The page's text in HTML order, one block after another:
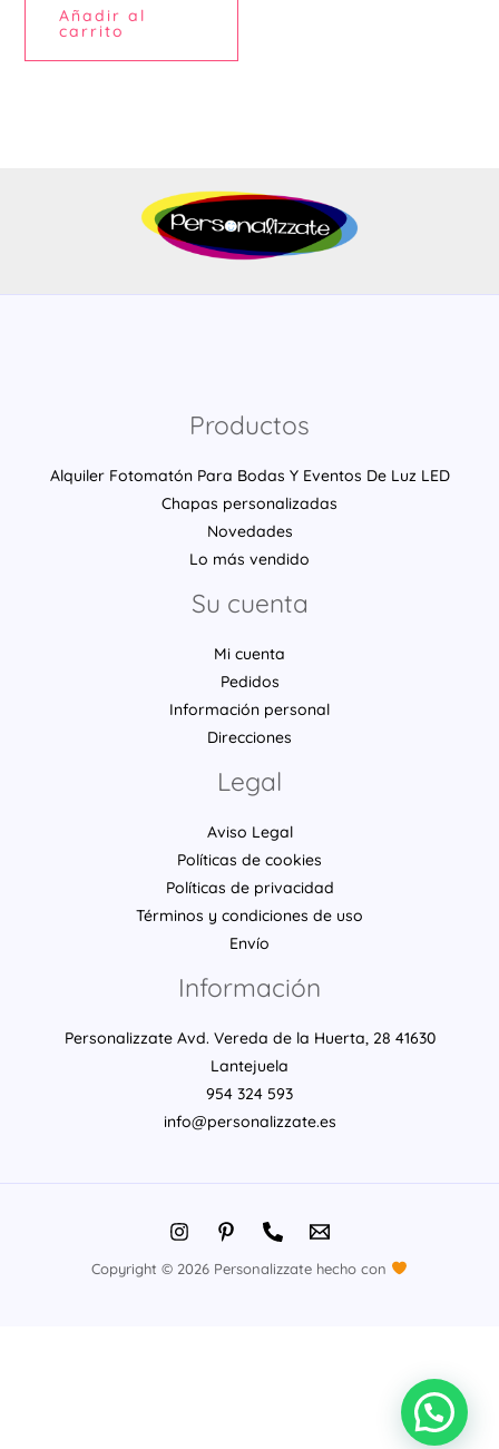
Añadir al
carrito
Productos
Alquiler Fotomatón Para Bodas Y Eventos De Luz LED
Chapas personalizadas
Novedades
Lo más vendido
Su cuenta
Mi cuenta
Pedidos
Información personal
Direcciones
Legal
Aviso Legal
Políticas de cookies
Políticas de privacidad
Términos y condiciones de uso
Envío
Información
Personalizzate Avd. Vereda de la Huerta, 28 41630
Lantejuela
954 324 593
info@personalizzate.es
Copyright © 2026 Personalizzate hecho con